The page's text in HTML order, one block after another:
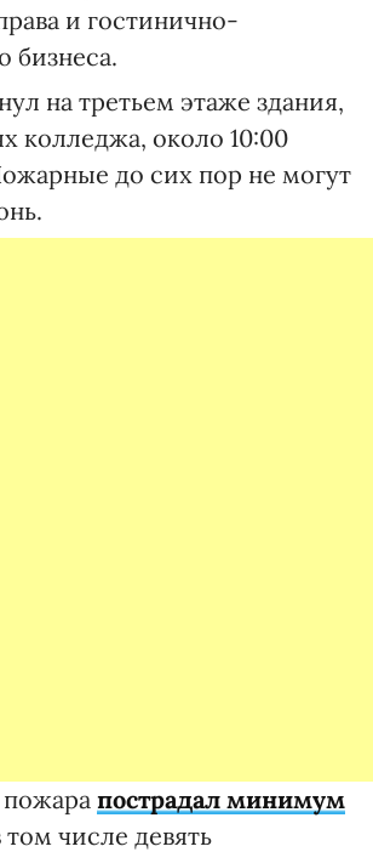
и гостинично-
бизнеса.
на третьем этаже здания,
колледжа, около 10:00
до сих пор не могут
пожара пострадал минимум
том числе девять